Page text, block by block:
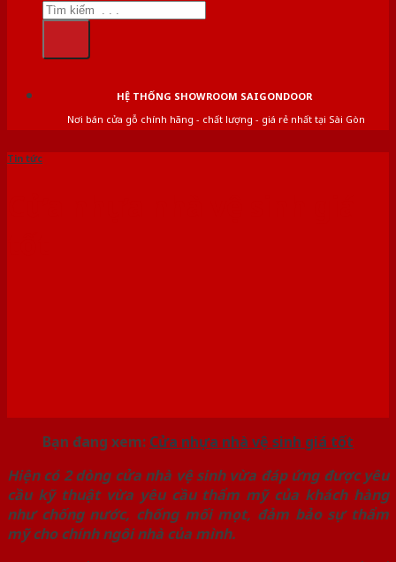
HỆ THỐNG SHOWROOM SAIGONDOOR
Nơi bán cửa gỗ chính hãng - chất lượng - giá rẻ nhất tại Sài Gòn
Tin tức
Bạn đang xem: Cửa nhựa nhà vệ sinh giá tốt
Hiện có 2 dòng cửa nhà vệ sinh vừa đáp ứng được yêu
cầu kỹ thuật vừa yêu cầu thẩm mỹ của khách hàng
như chống nước, chống mối mọt, đảm bảo sự thẩm
mỹ cho chính ngôi nhà của mình.